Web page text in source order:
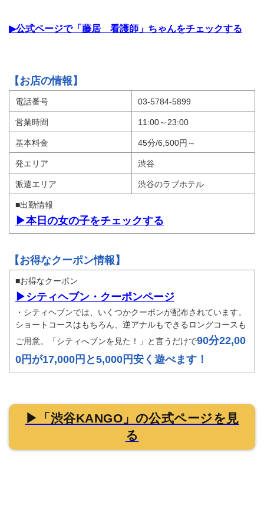
▶公式ページで「藤居 看護師」ちゃんをチェックする
【お店の情報】
電話番号 03-5784-5899
営業時間 11:00～23:00
基本料金 45分/6,500円～
発エリア 渋谷
派遣エリア 渋谷のラブホテル
■出勤情報
▶本日の女の子をチェックする
【お得なクーポン情報】
■お得なクーポン
▶シティヘブン・クーポンページ
・シティヘブンでは、いくつかクーポンが配布されています。
ショートコースはもちろん、逆アナルもできるロングコースも
ご用意。「シティへブンを見た！」と言うだけで90分22,00
0円が17,000円と5,000円安く遊べます！
▶「渋谷KANGO」の公式ページを見
る